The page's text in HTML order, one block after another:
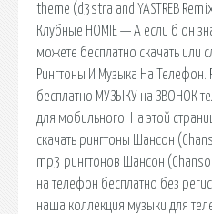
theme (d3stra and YASTREB
Клубные HOMIE — А если б он
можете бесплатно скачать или
Рингтоны И Музыка На Телефон.
бесплатно МУЗЫКУ на ЗВОНОК
для мобильного. На этой
скачать рингтоны Шансон
mp3 рингтонов Шансон
на телефон бесплатно без
наша коллекция музыки для